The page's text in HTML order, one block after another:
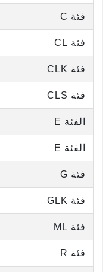
فئة C
فئة CL
فئة CLK
فئة CLS
الفئة E
الفئة E
فئة G
فئة GLK
فئة ML
فئة R